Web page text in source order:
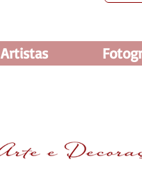
Artistas